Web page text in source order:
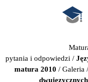
pytania i odpowiedzi /
matura 2010 / Galeria /